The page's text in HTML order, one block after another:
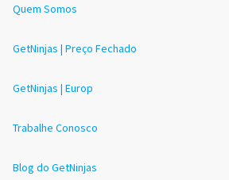
Quem Somos
GetNinjas | Preço Fechado
GetNinjas | Europ
Trabalhe Conosco
Blog do GetNinjas